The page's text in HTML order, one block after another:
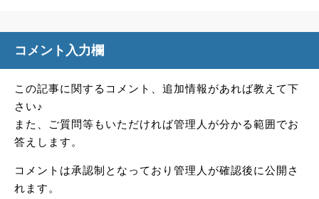
コメント入力欄
この記事に関するコメント、追加情報があれば教えて下
さい♪
また、ご質問等もいただければ管理人が分かる範囲でお
答えします。
コメントは承認制となっており管理人が確認後に公開さ
れます。